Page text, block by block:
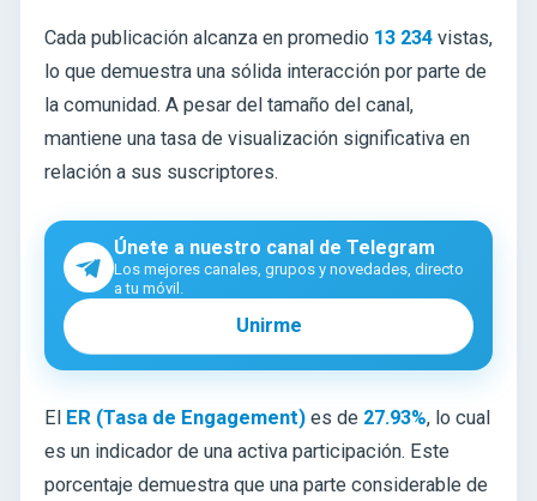
Cada publicación alcanza en promedio 13 234 vistas,
lo que demuestra una sólida interacción por parte de
la comunidad. A pesar del tamaño del canal,
mantiene una tasa de visualización significativa en
relación a sus suscriptores.
Únete a nuestro canal de Telegram
Los mejores canales, grupos y novedades, directo
a tu móvil.
Unirme
El ER (Tasa de Engagement) es de 27.93%, lo cual
es un indicador de una activa participación. Este
porcentaje demuestra que una parte considerable de